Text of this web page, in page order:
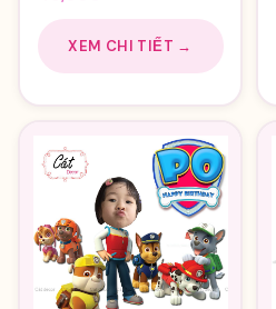
XEM CHI TIẾT →